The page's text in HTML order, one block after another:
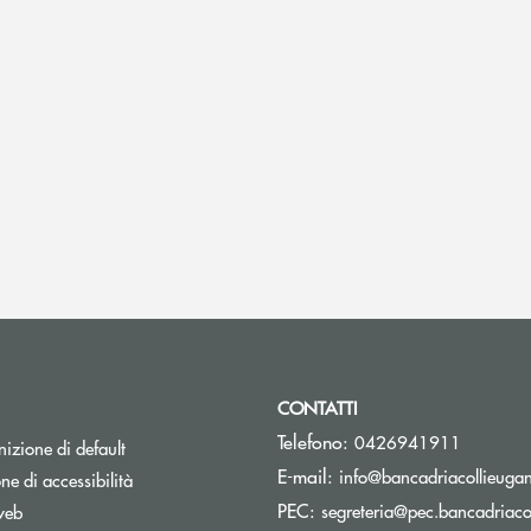
di default
di accessibilità
CONTATTI
Telefono: 0426941911
E-mail:
PEC: